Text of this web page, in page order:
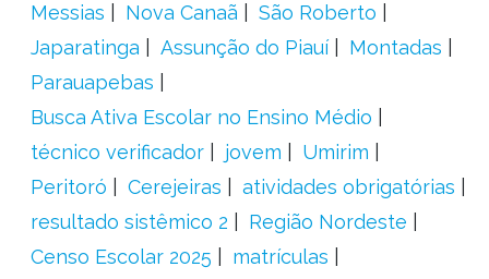
Messias
Nova Canaã
São Roberto
Japaratinga
Assunção do Piauí
Montadas
Parauapebas
Busca Ativa Escolar no Ensino Médio
técnico verificador
jovem
Umirim
Peritoró
Cerejeiras
atividades obrigatórias
resultado sistêmico 2
Região Nordeste
Censo Escolar 2025
matrículas